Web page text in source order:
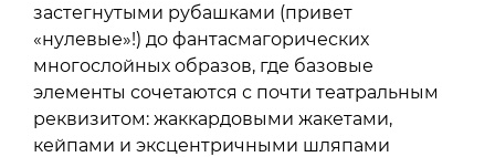
застегнутыми рубашками (привет
«нулевые»!) до фантасмагорических
многослойных образов, где базовые
элементы сочетаются с почти театральным
реквизитом: жаккардовыми жакетами,
кейпами и эксцентричными шляпами